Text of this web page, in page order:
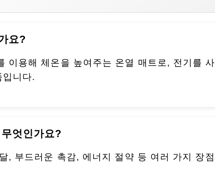
요?
이용해 체온을 높여주는 온열 매트로, 전기를 사
니다.
엇인가요?
, 부드러운 촉감, 에너지 절약 등 여러 가지 장점